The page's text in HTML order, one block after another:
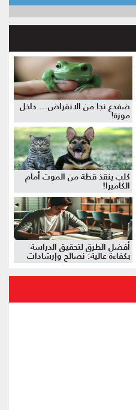
ضفدع نجا من الانقراض... داخل
موزة!
كلب ينقذ قطة من الموت أمام
الكاميرا!
أفضل الطرق لتحقيق الدراسة
بكفاءة عالية: نصائح وإرشادات